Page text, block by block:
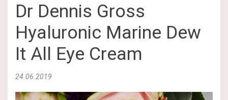
Dr Dennis Gross
Hyaluronic Marine Dew
It All Eye Cream
24.06.2019